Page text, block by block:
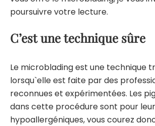
poursuivre votre lecture.
C’est une technique sûre
Le microblading est une technique
lorsqu`elle est faite par des
reconnues et expérimentées. Les
dans cette procédure sont pour
hypoallergéniques, vous courez